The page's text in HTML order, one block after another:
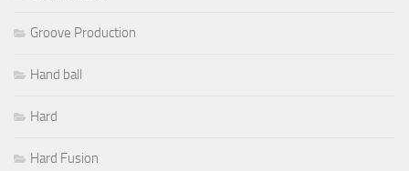
Groove Production
Hand ball
Hard
Hard Fusion